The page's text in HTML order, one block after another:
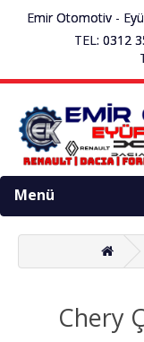
Emir Otomotiv - Eyüp
TEL: 0312
Menü
Chery